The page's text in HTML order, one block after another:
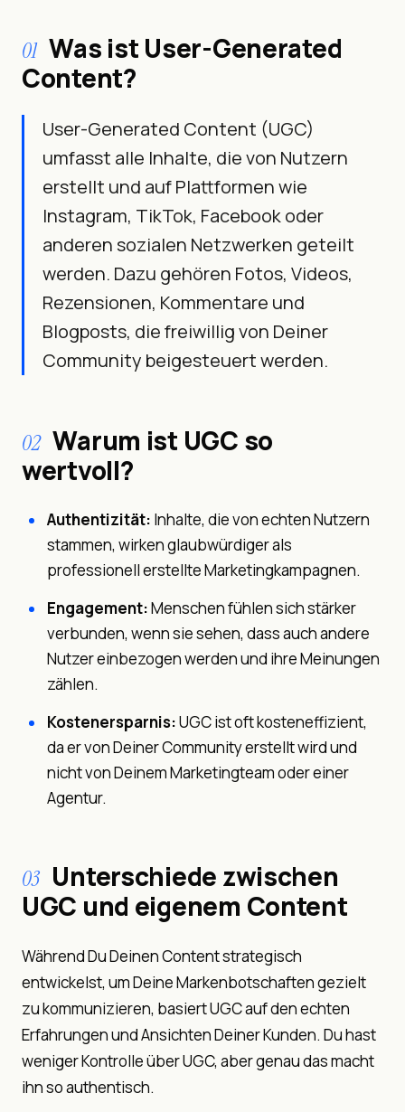
01 Was ist User-Generated
Content?
User-Generated Content (UGC)
umfasst alle Inhalte, die von Nutzern
erstellt und auf Plattformen wie
Instagram, TikTok, Facebook oder
anderen sozialen Netzwerken geteilt
werden. Dazu gehören Fotos, Videos,
Rezensionen, Kommentare und
Blogposts, die freiwillig von Deiner
Community beigesteuert werden.
02 Warum ist UGC so
wertvoll?
Authentizität: Inhalte, die von echten Nutzern
stammen, wirken glaubwürdiger als
professionell erstellte Marketingkampagnen.
Engagement:Menschen fühlen sich stärker
verbunden, wenn sie sehen, dass auch andere
Nutzer einbezogen werden und ihre Meinungen
zählen.
Kostenersparnis:UGC ist oft kosteneffizient,
da er von Deiner Community erstellt wird und
nicht von Deinem Marketingteam oder einer
Agentur.
03 Unterschiede zwischen
UGC und eigenem Content
Während Du Deinen Content strategisch
entwickelst, um Deine Markenbotschaften gezielt
zu kommunizieren, basiert UGC auf den echten
Erfahrungen und Ansichten Deiner Kunden. Du hast
weniger Kontrolle über UGC, aber genau das macht
ihn so authentisch.